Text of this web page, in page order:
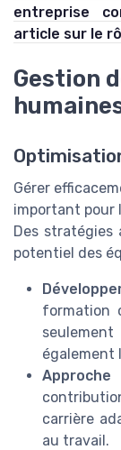
entreprise
article sur le
Gestion
Gérer
important pour
Des stratégies
potentiel des
formation
également
Approche
carrière
au travail.